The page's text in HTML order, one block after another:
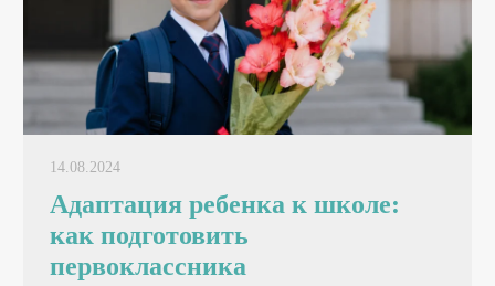
14.08.2024
Адаптация ребенка к школе:
как подготовить
первоклассника